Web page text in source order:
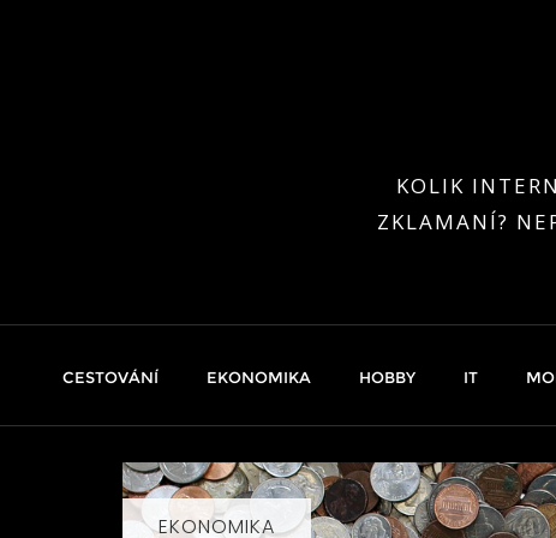
KOLIK
ZKLAMANÍ?
CESTOVÁNÍ EKONOMIKA HOBBY IT
EKONOMIKA